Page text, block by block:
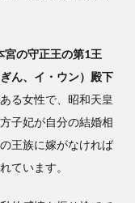
宮の守正王の第1王
ん、イ・ウン）殿下
る女性で、昭和天皇
子妃が自分の結婚相
王族に嫁がなければ
ています。